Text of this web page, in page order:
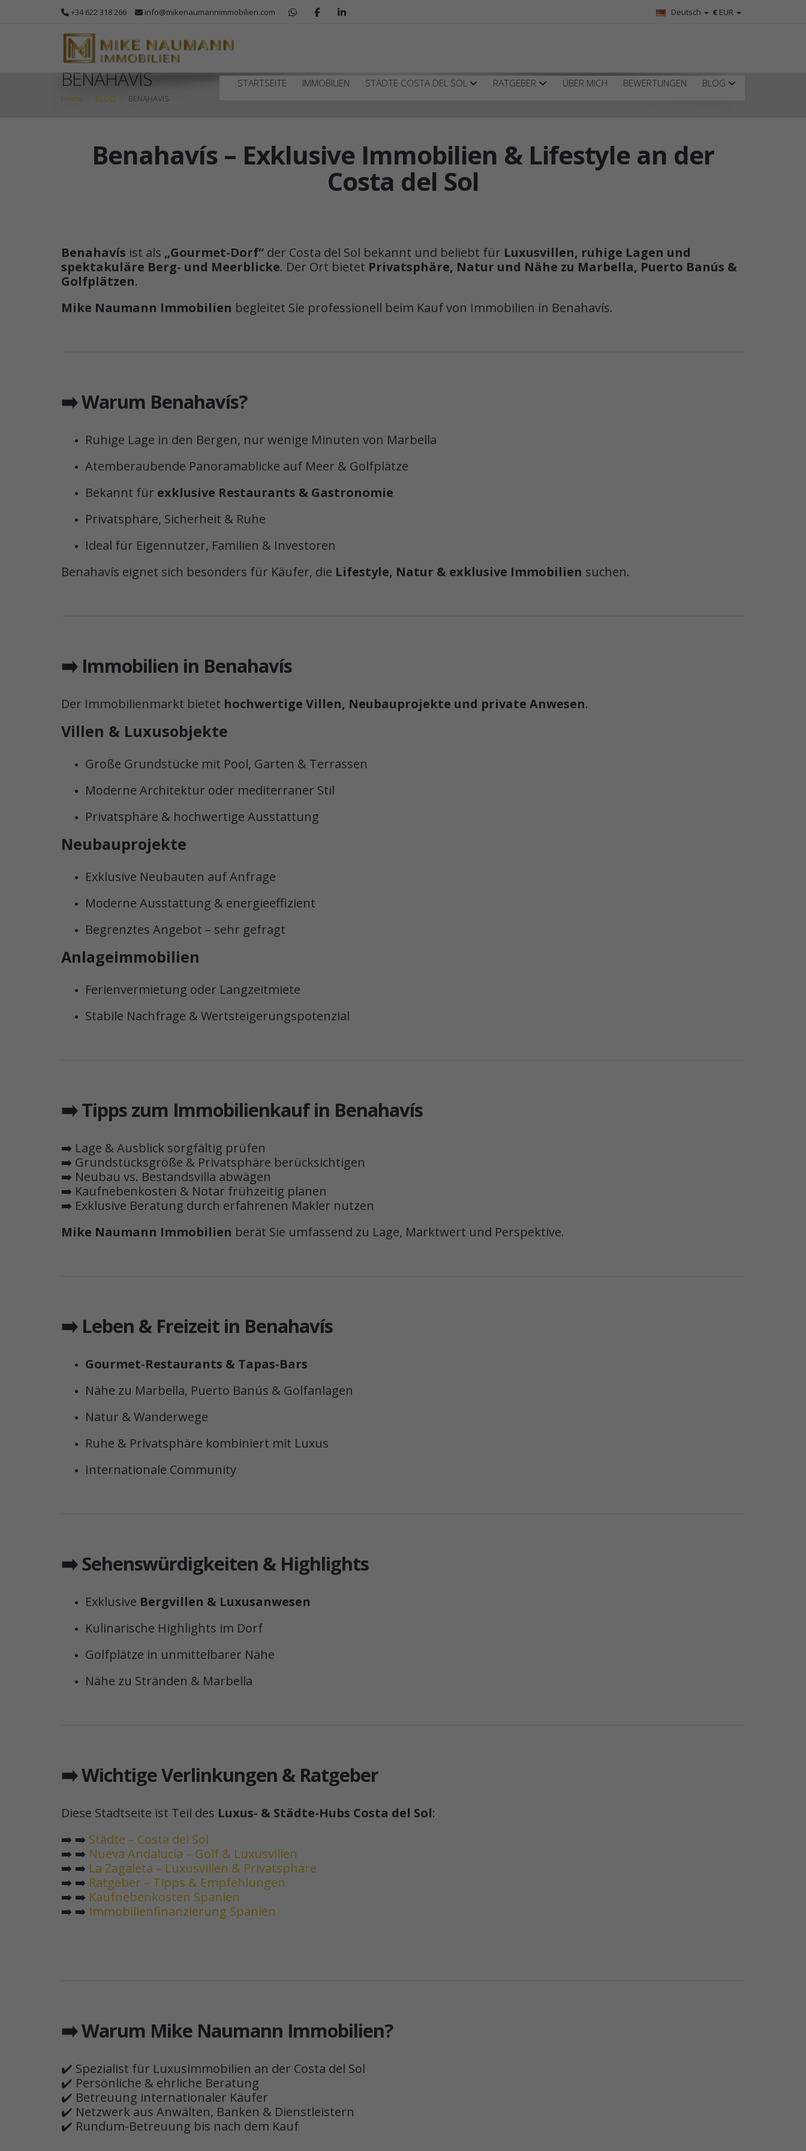
+34 622 318 266 info@mikenaumannimmobilien.com € EUR
Deutsch
STARTSEITE IMMOBILIEN STÄDTE COSTA DEL SOL RATGEBER ÜBER MICH BEWERTUNGEN BLOG
BENAHAVIS
Home BLOG BENAHAVIS
Benahavís – Exklusive Immobilien & Lifestyle an der
Costa del Sol
Benahavís ist als „Gourmet-Dorf“ der Costa del Sol bekannt und beliebt für Luxusvillen, ruhige Lagen und
spektakuläre Berg- und Meerblicke. Der Ort bietet Privatsphäre, Natur und Nähe zu Marbella, Puerto Banús &
Golfplätzen.
Mike Naumann Immobilien begleitet Sie professionell beim Kauf von Immobilien in Benahavís.
➡️ Warum Benahavís?
Ruhige Lage in den Bergen, nur wenige Minuten von Marbella
Atemberaubende Panoramablicke auf Meer & Golfplätze
Bekannt für exklusive Restaurants & Gastronomie
Privatsphäre, Sicherheit & Ruhe
Ideal für Eigennutzer, Familien & Investoren
Benahavís eignet sich besonders für Käufer, die Lifestyle, Natur & exklusive Immobilien suchen.
➡️ Immobilien in Benahavís
Der Immobilienmarkt bietet hochwertige Villen, Neubauprojekte und private Anwesen.
Villen & Luxusobjekte
Große Grundstücke mit Pool, Garten & Terrassen
Moderne Architektur oder mediterraner Stil
Privatsphäre & hochwertige Ausstattung
Neubauprojekte
Exklusive Neubauten auf Anfrage
Moderne Ausstattung & energieeffizient
Begrenztes Angebot – sehr gefragt
Anlageimmobilien
Ferienvermietung oder Langzeitmiete
Stabile Nachfrage & Wertsteigerungspotenzial
➡️ Tipps zum Immobilienkauf in Benahavís
➡️ Lage & Ausblick sorgfältig prüfen
➡️ Grundstücksgröße & Privatsphäre berücksichtigen
➡️ Neubau vs. Bestandsvilla abwägen
➡️ Kaufnebenkosten & Notar frühzeitig planen
➡️ Exklusive Beratung durch erfahrenen Makler nutzen
Mike Naumann Immobilien berät Sie umfassend zu Lage, Marktwert und Perspektive.
➡️ Leben & Freizeit in Benahavís
Gourmet-Restaurants & Tapas-Bars
Nähe zu Marbella, Puerto Banús & Golfanlagen
Natur & Wanderwege
Ruhe & Privatsphäre kombiniert mit Luxus
Internationale Community
➡️ Sehenswürdigkeiten & Highlights
Exklusive Bergvillen & Luxusanwesen
Kulinarische Highlights im Dorf
Golfplätze in unmittelbarer Nähe
Nähe zu Stränden & Marbella
➡️ Wichtige Verlinkungen & Ratgeber
Diese Stadtseite ist Teil des Luxus- & Städte-Hubs Costa del Sol:
➡️ ➡️ Städte – Costa del Sol
➡️ ➡️ Nueva Andalucía – Golf & Luxusvillen
➡️ ➡️ La Zagaleta – Luxusvillen & Privatsphäre
➡️ ➡️ Ratgeber – Tipps & Empfehlungen
➡️ ➡️ Kaufnebenkosten Spanien
➡️ ➡️ Immobilienfinanzierung Spanien
➡️ Warum Mike Naumann Immobilien?
✔️ Spezialist für Luxusimmobilien an der Costa del Sol
✔️ Persönliche & ehrliche Beratung
✔️ Betreuung internationaler Käufer
✔️ Netzwerk aus Anwälten, Banken & Dienstleistern
✔️ Rundum-Betreuung bis nach dem Kauf